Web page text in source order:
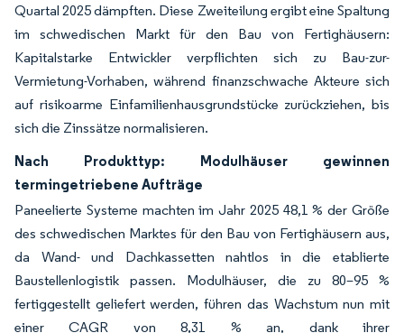
Quartal 2025 dämpften. Diese Zweiteilung ergibt eine Spaltung
im schwedischen Markt für den Bau von Fertighäusern:
Kapitalstarke Entwickler verpflichten sich zu Bau-zur-
Vermietung-Vorhaben, während finanzschwache Akteure sich
auf risikoarme Einfamilienhausgrundstücke zurückziehen, bis
sich die Zinssätze normalisieren.
Nach Produkttyp: Modulhäuser gewinnen
termingetriebene Aufträge
Paneelierte Systeme machten im Jahr 2025 48,1 % der Größe
des schwedischen Marktes für den Bau von Fertighäusern aus,
da Wand- und Dachkassetten nahtlos in die etablierte
Baustellenlogistik passen. Modulhäuser, die zu 80–95 %
fertiggestellt geliefert werden, führen das Wachstum nun mit
einer CAGR von 8,31 % an, dank ihrer